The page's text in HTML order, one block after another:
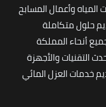
وأعمال المسابح
حلول متكاملة
أنحاء المملكة
التقنيات والأجهزة
خدمات العزل المائي